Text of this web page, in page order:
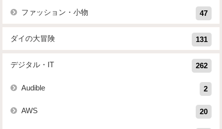
ファッション・小物 47
ダイの大冒険 131
デジタル・IT 262
Audible 2
AWS 20